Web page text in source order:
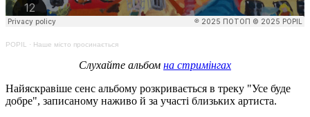
POPIL · Наше місто просинається
Слухайте альбом на стримінгах
Найяскравіше сенс альбому розкривається в треку "Усе буде
добре", записаному наживо й за участі близьких артиста.